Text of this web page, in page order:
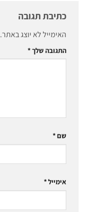
כתיבת תגובה
האימייל לא יוצג באתר.
התגובה שלך*
שם*
אימייל*